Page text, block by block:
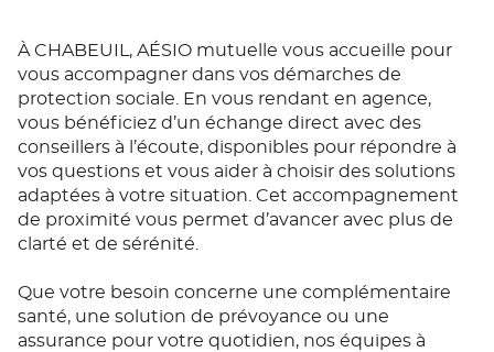
À CHABEUIL, AÉSIO mutuelle vous accueille pour
vous accompagner dans vos démarches de
protection sociale. En vous rendant en agence,
vous bénéficiez d’un échange direct avec des
conseillers à l’écoute, disponibles pour répondre à
vos questions et vous aider à choisir des solutions
adaptées à votre situation. Cet accompagnement
de proximité vous permet d’avancer avec plus de
clarté et de sérénité.
Que votre besoin concerne une complémentaire
santé, une solution de prévoyance ou une
assurance pour votre quotidien, nos équipes à